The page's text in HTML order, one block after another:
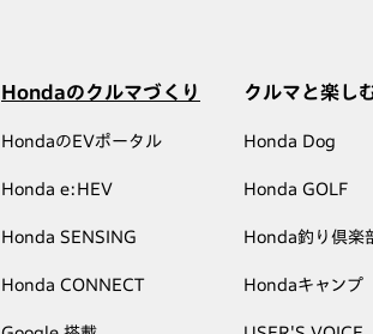
Hondaのクルマづくり
HondaのEVポータル
Honda e:HEV
Honda SENSING
Honda CONNECT
クルマと楽し
Honda Dog
Honda GOLF
Honda釣り倶楽
Hondaキャンプ